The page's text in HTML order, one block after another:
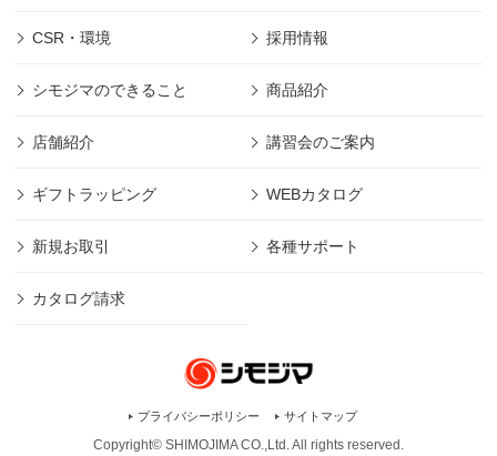
CSR・環境 採用情報
シモジマのできること 商品紹介
店舗紹介 講習会のご案内
ギフトラッピング WEBカタログ
新規お取引 各種サポート
カタログ請求
プライバシーポリシー サイトマップ
Copyright© SHIMOJIMA CO.,Ltd. All rights reserved.